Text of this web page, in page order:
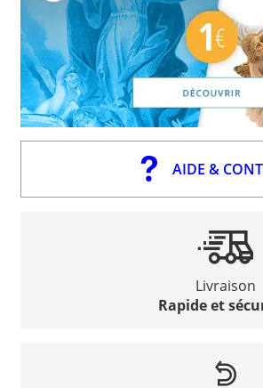
AIDE &
Livraison
Rapide et